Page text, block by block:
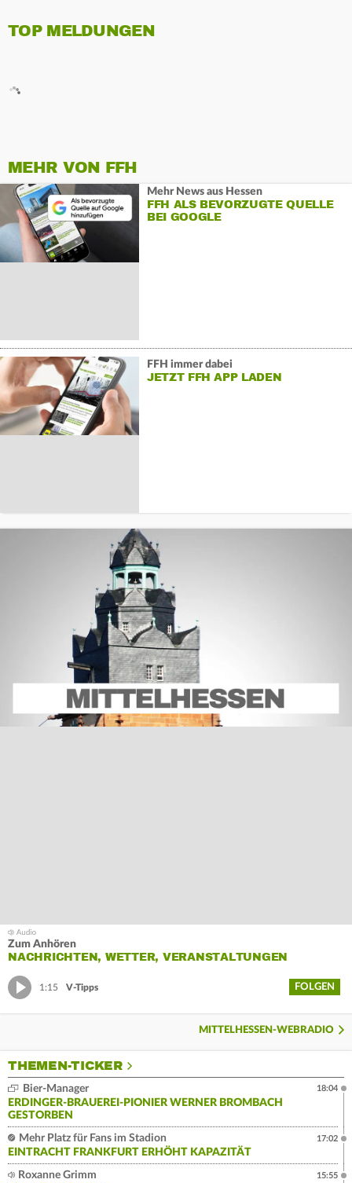
TOP MELDUNGEN
MEHR VON FFH
Mehr News aus Hessen
FFH ALS BEVORZUGTE QUELLE
BEI GOOGLE
FFH immer dabei
JETZT FFH APP LADEN
Zum Anhören
NACHRICHTEN, WETTER, VERANSTALTUNGEN
1:15 V-Tipps FOLGEN
MITTELHESSEN-WEBRADIO
THEMEN-TICKER
Bier-Manager
ERDINGER-BRAUEREI-PIONIER WERNER BROMBACH
GESTORBEN
18:04
Mehr Platz für Fans im Stadion
EINTRACHT FRANKFURT ERHÖHT KAPAZITÄT
17:02
Roxanne Grimm
15:55